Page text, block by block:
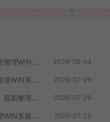
三网H5小游戏【七款小游戏合集】最新整理WIN系服务端+Linux手工服务端+详细搭建教程 2026-08-04
三网H5小游戏【蘑菇战争冲突】最新整理WIN系服务端+Linux手工服务端+详细搭建教程 2026-07-29
三网H5小游戏【植物僵尸战争模拟器】最新整理WIN系服务端+Linux手工服务端+详细搭建教程 2026-07-29
三网H5小游戏【学校模拟器】最新整理WIN系服务端+Linux手工服务端+详细搭建教程 2026-07-29